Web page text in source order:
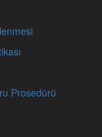
Prosedürü